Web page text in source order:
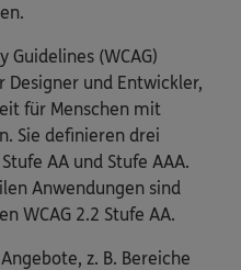
Guidelines (WCAG)
und Entwickler,
für Menschen mit
Sie definieren drei
AA und Stufe AAA.
Anwendungen sind
WCAG 2.2 Stufe AA.
z. B. Bereiche